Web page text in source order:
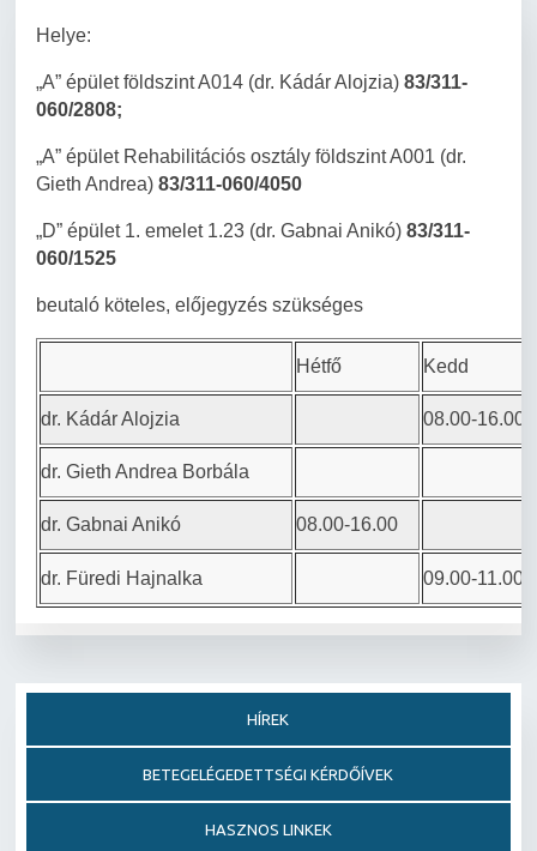
Helye:
„A” épület földszint A014 (dr. Kádár Alojzia)83/311-
060/2808;
„A” épület Rehabilitációs osztály földszint A001 (dr.
Gieth Andrea)83/311-060/4050
„D” épület 1. emelet 1.23 (dr. Gabnai Anikó)83/311-
060/1525
beutaló köteles, előjegyzés szükséges
Hétfő Kedd
dr. Kádár Alojzia 08.00-16.00
dr. Gieth Andrea Borbála
dr. Gabnai Anikó 08.00-16.00
dr. Füredi Hajnalka 09.00-11.00
HÍREK
BETEGELÉGEDETTSÉGI KÉRDŐÍVEK
HASZNOS LINKEK